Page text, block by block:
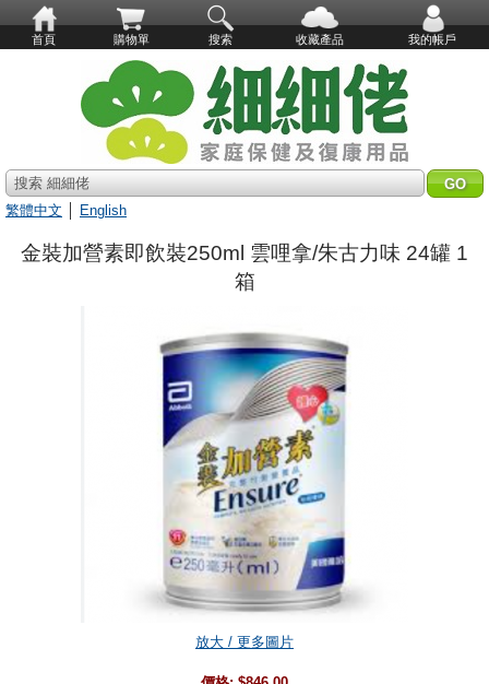
首頁 購物單 搜索 收藏產品 我的帳戶
搜索 細細佬
繁體中文
English
金裝加營素即飲裝250ml 雲哩拿/朱古力味 24罐 1
箱
放大 / 更多圖片